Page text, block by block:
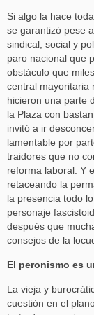
Si algo la hace
se garantizó pese
sindical, social y
paro nacional que
obstáculo que
central mayoritaria
hicieron una parte
la Plaza con
invitó a ir
lamentable por
traidores que no
reforma laboral. Y
retaceando la
la presencia todo
personaje
después que
consejos de la
El peronismo es
La vieja y
cuestión en el